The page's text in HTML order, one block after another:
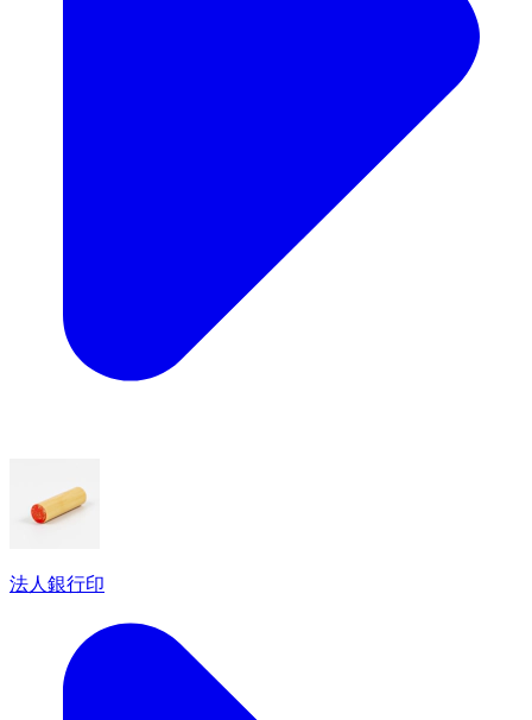
法人銀行印